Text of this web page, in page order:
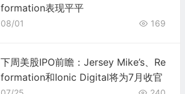
formation表现平平
08/01 169
下周美股IPO前瞻：Jersey Mike’s、Re
formation和Ionic Digital将为7月收官